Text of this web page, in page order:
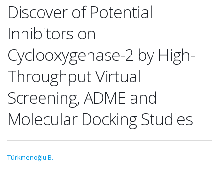
Discover of Potential
Inhibitors on
Cyclooxygenase-2 by High-
Throughput Virtual
Screening, ADME and
Molecular Docking Studies
Türkmenoğlu B.